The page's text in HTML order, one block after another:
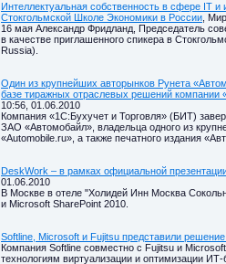
Интеллектуальная собственность в сфере IT
Стокгольмской Школе Экономики в России ,
16 мая Александр Фридланд, Председатель
в качестве приглашенного спикера в
Russia).
Один из крупнейших авторынков Рунета
базе тиражных отраслевых решений компании
10:56, 01.06.2010
Компания «1С:Бухучет и Торговля» (БИТ)
ЗАО «Автомобайл», владельца одного из
«Automobile.ru», а также печатного издания
DeskWork – в рамках официальной
01.06.2010
В Москве в отеле "Холидей Инн Москва
и Microsoft SharePoint 2010.
Softline, Microsoft и Fujitsu представили
Компания Softline совместно с Fujitsu и
технологиям виртуализации и оптимизации